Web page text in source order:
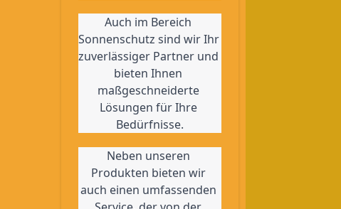
Auch im Bereich
Sonnenschutz sind wir Ihr
zuverlässiger Partner und
bieten Ihnen
maßgeschneiderte
Lösungen für Ihre
Bedürfnisse.
Neben unseren
Produkten bieten wir
auch einen umfassenden